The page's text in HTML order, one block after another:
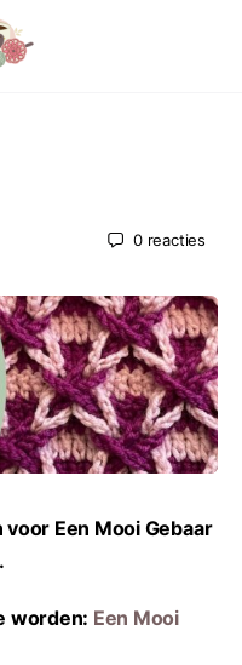
0 reacties
Een Mooi Gebaar
worden: Een Mooi